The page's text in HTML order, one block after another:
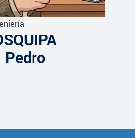
Pedro